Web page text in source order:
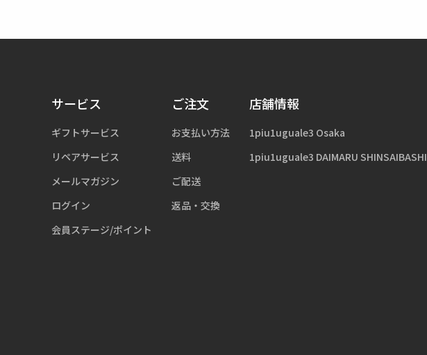
サービス
ギフトサービス
リペアサービス
メールマガジン
ログイン
会員ステージ/ポイント
ご注文
お支払い方法
送料
ご配送
返品・交換
店舗情報
1piu1uguale3 Osaka
1piu1uguale3 DAIMARU SHINSAIBASHI